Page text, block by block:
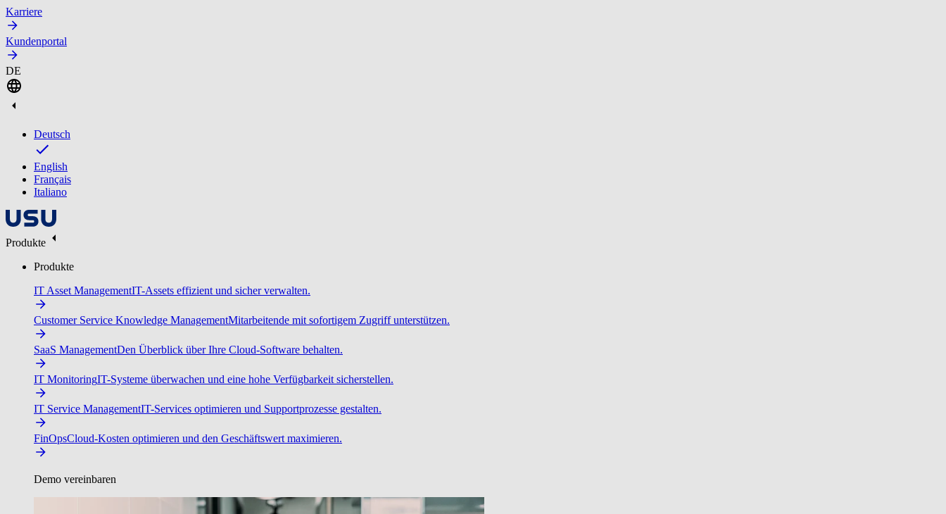
Karriere
Kundenportal
DE
Deutsch
English
Français
Italiano
Produkte
Produkte
IT Asset ManagementIT-Assets effizient und sicher verwalten.
Customer Service Knowledge ManagementMitarbeitende mit sofortigem Zugriff unterstützen.
SaaS ManagementDen Überblick über Ihre Cloud-Software behalten.
IT MonitoringIT-Systeme überwachen und eine hohe Verfügbarkeit sicherstellen.
IT Service ManagementIT-Services optimieren und Supportprozesse gestalten.
FinOpsCloud-Kosten optimieren und den Geschäftswert maximieren.
Demo vereinbaren